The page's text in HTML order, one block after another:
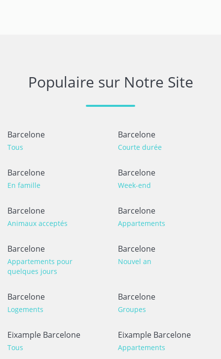
Populaire sur Notre Site
Barcelone
Tous
Barcelone
Courte durée
Barcelone
En famille
Barcelone
Week-end
Barcelone
Animaux acceptés
Barcelone
Appartements
Barcelone
Appartements pour
quelques jours
Barcelone
Nouvel an
Barcelone
Logements
Barcelone
Groupes
Eixample Barcelone
Tous
Eixample Barcelone
Appartements